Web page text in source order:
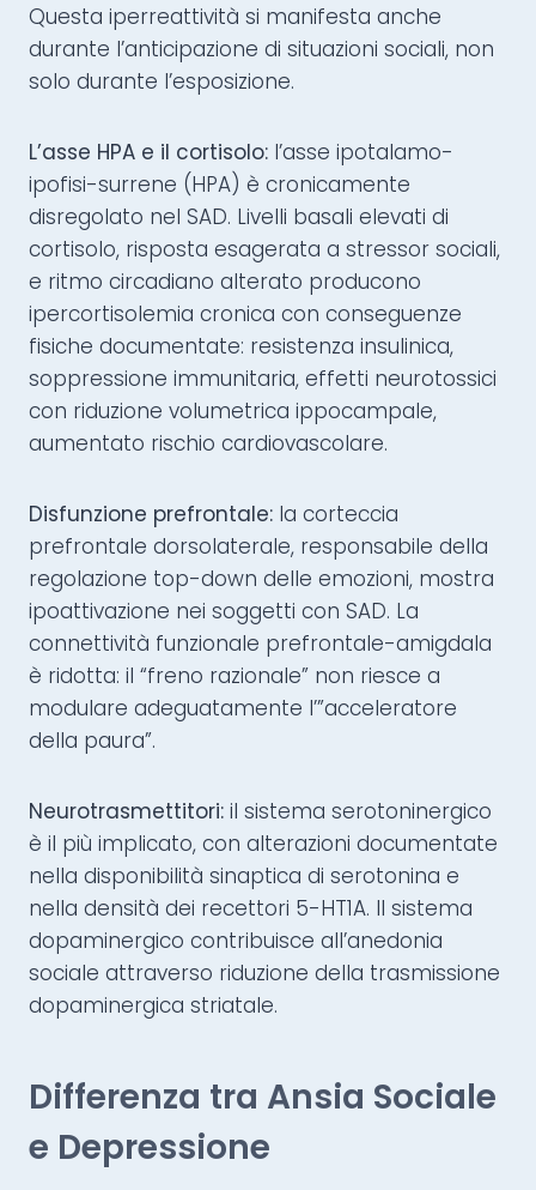
Questa iperreattività si manifesta anche
durante l’anticipazione di situazioni sociali, non
solo durante l’esposizione.
L’asse HPA e il cortisolo: l’asse ipotalamo-
ipofisi-surrene (HPA) è cronicamente
disregolato nel SAD. Livelli basali elevati di
cortisolo, risposta esagerata a stressor sociali,
e ritmo circadiano alterato producono
ipercortisolemia cronica con conseguenze
fisiche documentate: resistenza insulinica,
soppressione immunitaria, effetti neurotossici
con riduzione volumetrica ippocampale,
aumentato rischio cardiovascolare.
Disfunzione prefrontale: la corteccia
prefrontale dorsolaterale, responsabile della
regolazione top-down delle emozioni, mostra
ipoattivazione nei soggetti con SAD. La
connettività funzionale prefrontale-amigdala
è ridotta: il “freno razionale” non riesce a
modulare adeguatamente l’”acceleratore
della paura”.
Neurotrasmettitori: il sistema serotoninergico
è il più implicato, con alterazioni documentate
nella disponibilità sinaptica di serotonina e
nella densità dei recettori 5-HT1A. Il sistema
dopaminergico contribuisce all’anedonia
sociale attraverso riduzione della trasmissione
dopaminergica striatale.
Differenza tra Ansia Sociale
e Depressione